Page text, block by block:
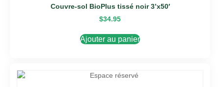
Couvre-sol BioPlus tissé noir 3’x50′
$34.95
Ajouter au panier